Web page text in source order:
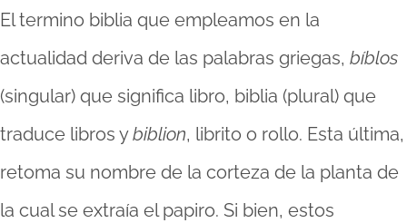
El termino biblia que empleamos en la
actualidad deriva de las palabras griegas, bíblos
(singular) que significa libro, biblia (plural) que
traduce libros ybiblion, librito o rollo. Esta última,
retoma su nombre de la corteza de la planta de
la cual se extraía el papiro. Si bien, estos